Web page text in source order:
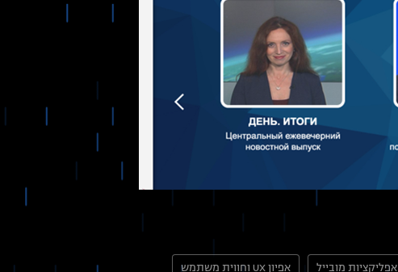
אפליקציות מובייל אפיון UX וחווית משתמש